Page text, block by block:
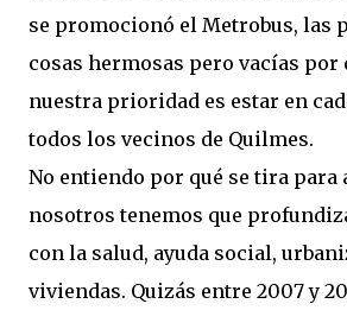
se promocionó el Metrobus, las
cosas hermosas pero vacías por
nuestra prioridad es estar en
todos los vecinos de Quilmes.
No entiendo por qué se tira para
nosotros tenemos que
con la salud, ayuda social,
viviendas. Quizás entre 2007 y